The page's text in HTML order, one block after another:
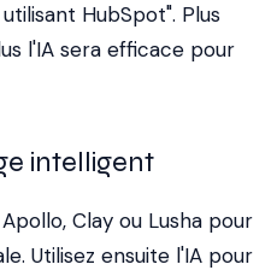
HubSpot". Plus
l'IA sera efficace pour
intelligent
Clay ou Lusha pour
Utilisez ensuite l'IA pour